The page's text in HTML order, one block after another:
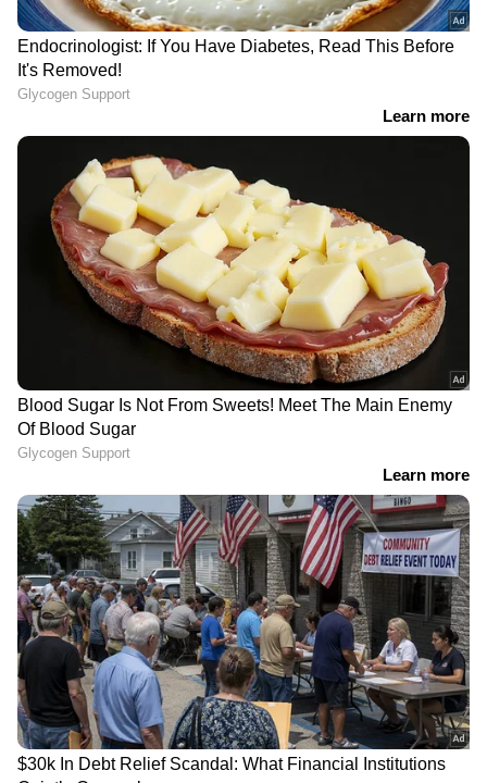
LATEST VIDEOS
'തോൽവിയിൽനിന്ന് CPM ഒന്നും
പഠിച്ചില്ല, ഭയപ്പെടുത്തി
കീഴ്പ്പെടുത്തലാണ് ലക്ഷ്യം';
വി.കുഞ്ഞികൃഷ്ണൻ
അമിത് ഷാ സഭയില്‍
എത്തണമെന്ന് പ്രതിപക്ഷം;
ആവശ്യം ഷായെ
അറിയിക്കണമെന്ന് രാജ്യസഭാ
അധ്യക്ഷന്‍ | Amit Shah